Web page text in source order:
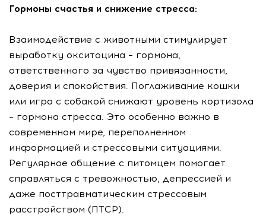
Гормоны счастья и снижение стресса:
Взаимодействие с животными стимулирует
выработку окситоцина – гормона,
ответственного за чувство привязанности,
доверия и спокойствия. Поглаживание кошки
или игра с собакой снижают уровень кортизола
– гормона стресса. Это особенно важно в
современном мире, переполненном
информацией и стрессовыми ситуациями.
Регулярное общение с питомцем помогает
справляться с тревожностью, депрессией и
даже посттравматическим стрессовым
расстройством (ПТСР).